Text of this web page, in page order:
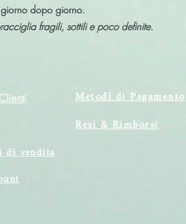
dopo giorno.
fragili, sottili e poco definite.
di vendita
Metodi di Pagamento
Resi & Rimborsi